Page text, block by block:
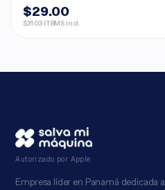
$29.00
$31.03 ITBMS incl.
Autorizado por Apple
Empresa líder en Panamá dedicada